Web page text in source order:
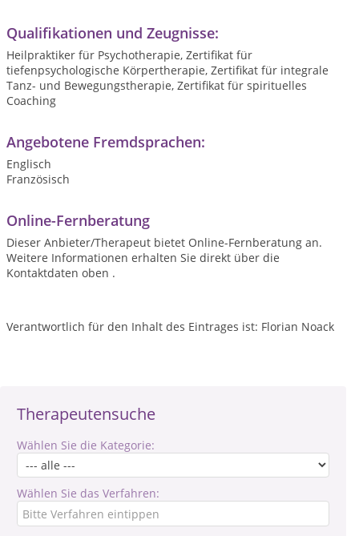
Therapeutensuche
Wählen Sie die Kategorie:
Wählen Sie das Verfahren:
Qualifikationen und Zeugnisse:
Heilpraktiker für Psychotherapie, Zertifikat für
tiefenpsychologische Körpertherapie, Zertifikat für integrale
Tanz- und Bewegungstherapie, Zertifikat für spirituelles
Coaching
Angebotene Fremdsprachen:
Englisch
Französisch
Online-Fernberatung
Dieser Anbieter/Therapeut bietet Online-Fernberatung an.
Weitere Informationen erhalten Sie direkt über die
Kontaktdaten oben .
Verantwortlich für den Inhalt des Eintrages ist: Florian Noack